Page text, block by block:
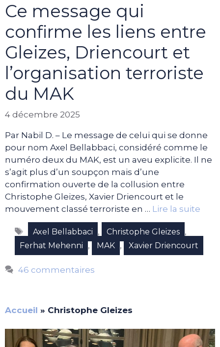
Ce message qui
confirme les liens entre
Gleizes, Driencourt et
l’organisation terroriste
du MAK
4 décembre 2025
Par Nabil D. – Le message de celui qui se donne
pour nom Axel Bellabbaci, considéré comme le
numéro deux du MAK, est un aveu explicite. Il ne
s’agit plus d’un soupçon mais d’une
confirmation ouverte de la collusion entre
Christophe Gleizes, Xavier Driencourt et le
mouvement classé terroriste en … Lire la suite
Étiquettes
Axel Bellabbaci , Christophe Gleizes ,
Ferhat Mehenni , MAK , Xavier Driencourt
46 commentaires
Accueil » Christophe Gleizes